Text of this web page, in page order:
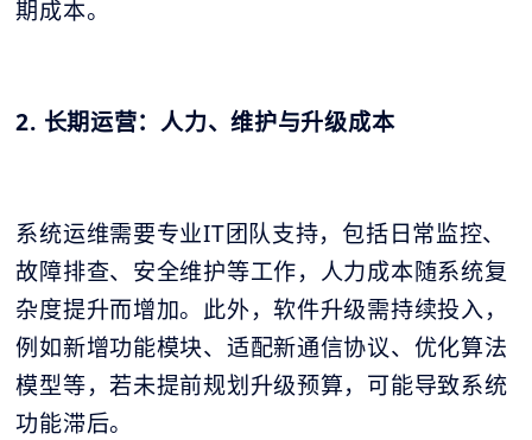
期成本。
2. 长期运营：人力、维护与升级成本
系统运维需要专业IT团队支持，包括日常监控、
故障排查、安全维护等工作，人力成本随系统复
杂度提升而增加。此外，软件升级需持续投入，
例如新增功能模块、适配新通信协议、优化算法
模型等，若未提前规划升级预算，可能导致系统
功能滞后。